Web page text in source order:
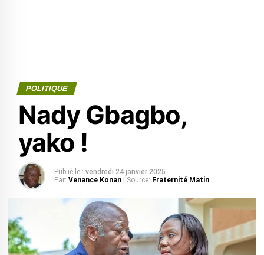
POLITIQUE
Nady Gbagbo,
yako !
Publié le : vendredi 24 janvier 2025
Par: Venance Konan | Source: Fraternité Matin